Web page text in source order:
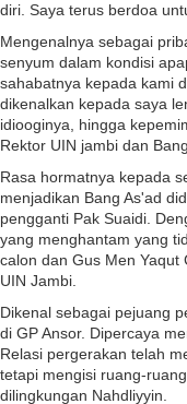
diri. Saya terus berdoa
Mengenalnya sebagai
senyum dalam kondisi
sahabatnya kepada kami
dikenalkan kepada saya
idiooginya, hingga
Rektor UIN jambi dan
Rasa hormatnya kepada
menjadikan Bang As'ad
pengganti Pak Suaidi.
yang menghantam yang
calon dan Gus Men Yaqut
UIN Jambi.
Dikenal sebagai pejuang
di GP Ansor. Dipercaya
Relasi pergerakan telah
tetapi mengisi ruang-
dilingkungan Nahdliyyin.